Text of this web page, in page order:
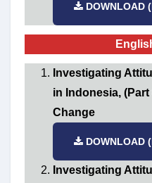
DOWNLOAD
Investigating
in Indonesia,
Change
DOWNLOAD
Investigating